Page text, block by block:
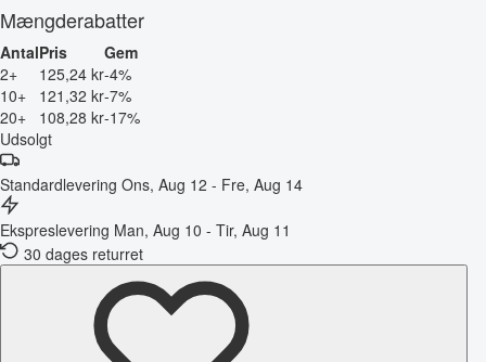
Mængderabatter
AntalPris
Gem
2+
125,24 kr-4%
10+
121,32 kr-7%
20+
108,28 kr-17%
Udsolgt
Standardlevering Ons, Aug 12 - Fre, Aug 14
Ekspreslevering Man, Aug 10 - Tir, Aug 11
30 dages returret